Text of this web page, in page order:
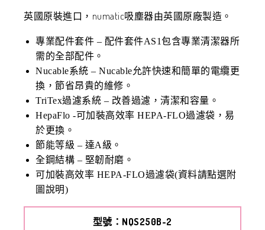
英國原裝進口，numatic吸塵器由英國原廠製造。
專業配件套件 – 配件套件AS1包含專業清潔器所
需的全部配件。
Nucable系統 – Nucable允許快速和簡單的電纜更
換，節省昂貴的維修。
TriTex過濾系統 – 改善過濾，清潔和容量。
HepaFlo -可加裝高效率 HEPA-FLO過濾袋，易
於更換。
節能等級 – 達A級。
全鋼結構 – 堅韌耐磨。
可加裝高效率 HEPA-FLO過濾袋(資料請點選附
圖說明)
型號：NQS250B-2